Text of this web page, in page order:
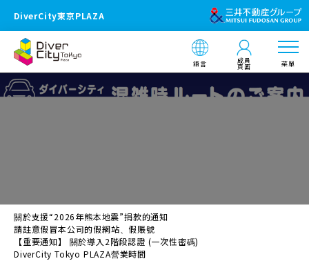
DiverCity東京PLAZA
語言 成員
頁面 菜單
關於支援“2026年熊本地震”捐款的通知
請註意假冒本公司的假網站、假賬號
【重要通知】 關於導入2階段認證 (一次性密碼)
DiverCity Tokyo PLAZA營業時間